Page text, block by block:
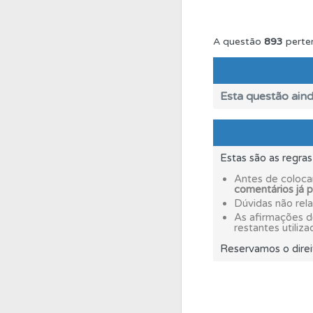
Conta Crie uma
Veja os
Testes Deve fazer
As
A questão 893
Esta questão
Estas são as
Antes de
comentários já
Dúvidas não
As afirmações
restantes
Reservamos o